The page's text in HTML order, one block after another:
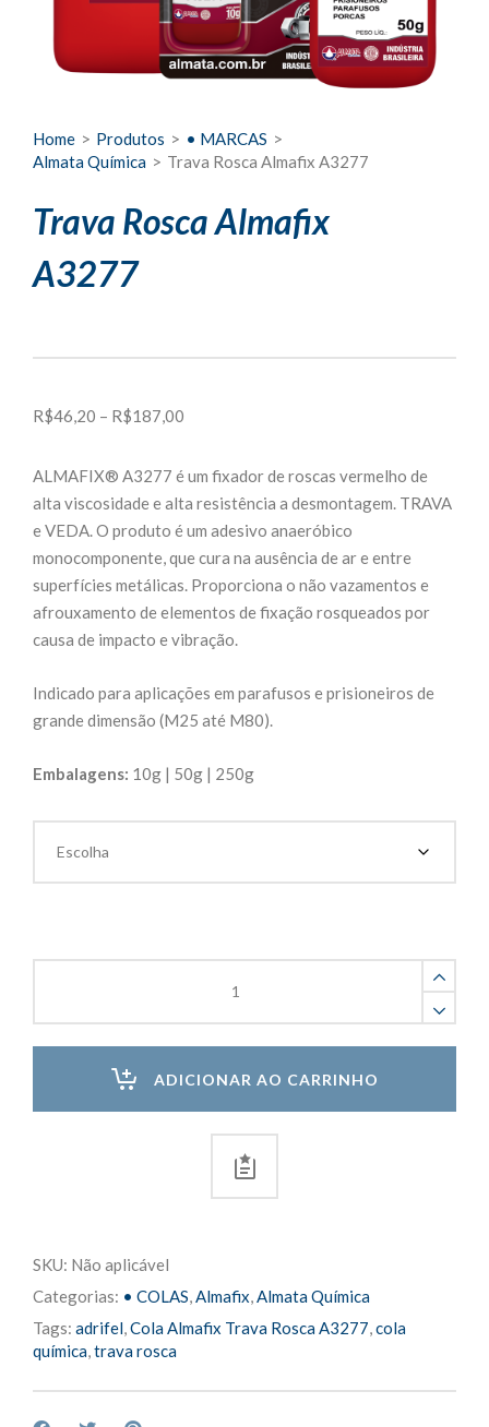
Home > Produtos > • MARCAS >
Almata Química > Trava Rosca Almafix A3277
Trava Rosca Almafix
A3277
R$46,20 – R$187,00
preço:
R$46,20
através
R$187,00
ALMAFIX® A3277 é um fixador de roscas vermelho de
alta viscosidade e alta resistência a desmontagem. TRAVA
e VEDA. O produto é um adesivo anaeróbico
monocomponente, que cura na ausência de ar e entre
superfícies metálicas. Proporciona o não vazamentos e
afrouxamento de elementos de fixação rosqueados por
causa de impacto e vibração.
Indicado para aplicações em parafusos e prisioneiros de
grande dimensão (M25 até M80).
Embalagens: 10g | 50g | 250g
ADICIONAR AO CARRINHO
SKU: Não aplicável
Categorias: • COLAS,Almafix,Almata Química
Tags: adrifel,Cola Almafix Trava Rosca A3277,cola
química,trava rosca